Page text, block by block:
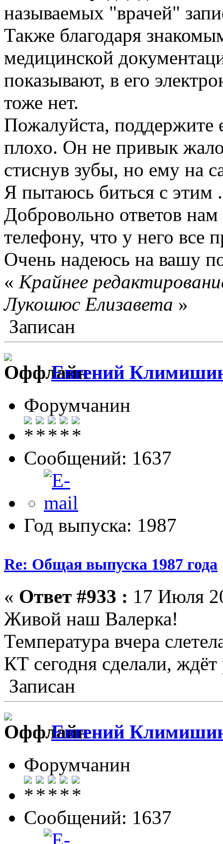
называемых "врачей"
Также благодаря
медицинской
показывают, в его
тоже нет.
Пожалуйста, поддержите
плохо. Он не привык
стиснув зубы, но ему на
Я пытаюсь биться с этим
Добровольно ответов
телефону, что у него все
Очень надеюсь на вашу
« Крайнее
Лукошюс Елизавета »
Записан
Евгений
Форумчанин
Сообщений: 1637
Год выпуска: 1987
Re: Общая выпуска 1987 года
« Ответ #933 : 17 Июля
Живой наш Валерка!
Температура вчера
КТ сегодня сделали, ждёт
Записан
Евгений
Форумчанин
Сообщений: 1637